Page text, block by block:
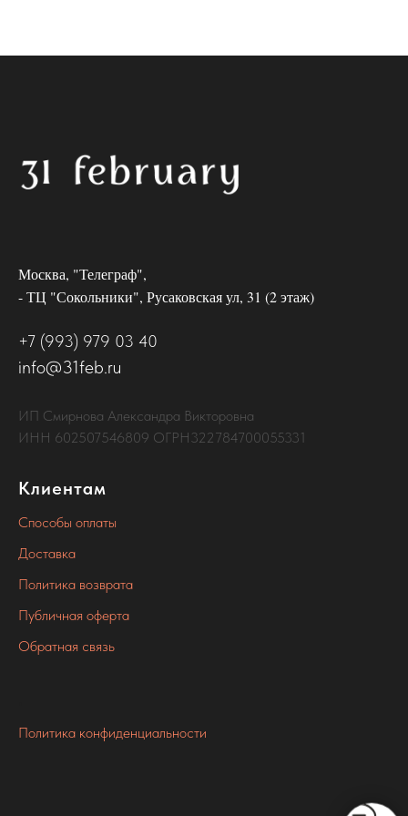
Москва, "Телеграф",
- ТЦ "Сокольники", Русаковская ул, 31 (2 этаж)
+7 (993) 979 03 40
info@31feb.ru
ИП Смирнова Александра Викторовна
ИНН 602507546809 ОГРН322784700055331
Клиентам
Способы оплаты
Доставка
Политика возврата
Публичная оферта
Обратная связь
Политика конфиденциальности